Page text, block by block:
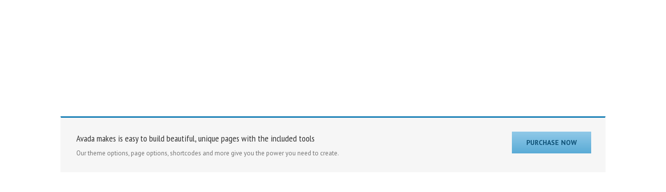
PURCHASE NOW
Avada makes is easy to build beautiful, unique pages with the included tools
Our theme options, page options, shortcodes and more give you the power you need to create.